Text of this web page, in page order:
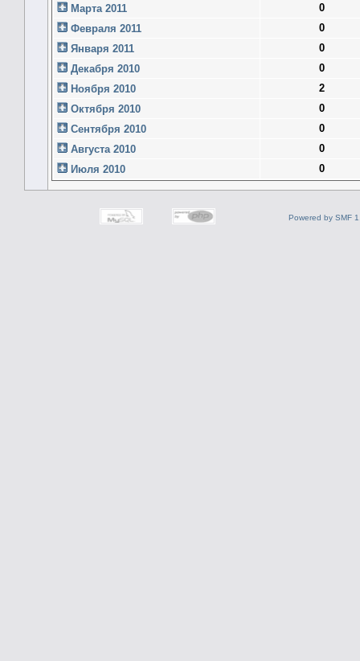
Марта 2011
0
Февраля 2011
0
Января 2011
0
Декабря 2010
0
Ноября 2010
2
Октября 2010
0
Сентября 2010
0
Августа 2010
0
Июля 2010
0
Powered by SMF